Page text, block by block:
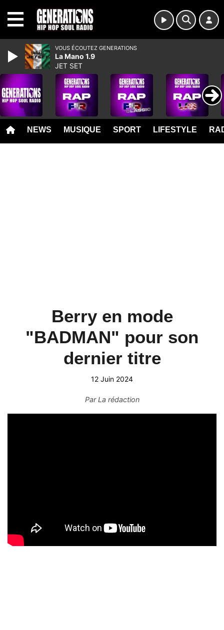
NEWS MUSIQUE SPORT LIFESTYLE
Berry en mode
"BADMAN" pour son
dernier titre
12 Juin 2024
ParLa rédaction
VOUS ÉCOUTEZ GENERATIONS
La Mano 1.9
JET SET